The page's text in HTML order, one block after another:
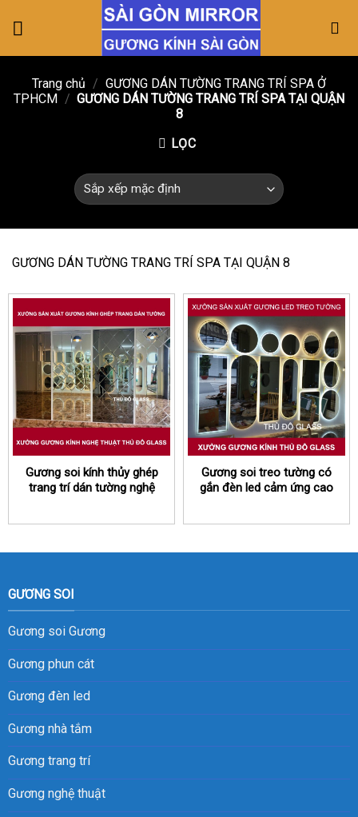
Trang chủ / GƯƠNG DÁN TƯỜNG TRANG TRÍ SPA Ở
TPHCM / GƯƠNG DÁN TƯỜNG TRANG TRÍ SPA TẠI QUẬN
8
LỌC
GƯƠNG DÁN TƯỜNG TRANG TRÍ SPA TẠI QUẬN 8
Gương soi kính thủy ghép
trang trí dán tường nghệ
Gương soi treo tường có
gắn đèn led cảm ứng cao
GƯƠNG SOI
Gương soi Gương
Gương phun cát
Gương đèn led
Gương nhà tắm
Gương trang trí
Gương nghệ thuật